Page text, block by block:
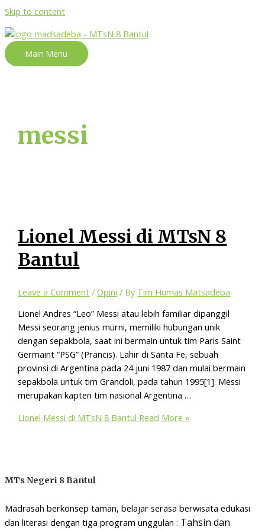
Skip to content
Main Menu
messi
Lionel Messi di MTsN 8
Bantul
Leave a Comment /Opini / By Tim Humas Matsadeba
Lionel Andres “Leo” Messi atau lebih familiar dipanggil
Messi seorang jenius murni, memiliki hubungan unik
dengan sepakbola, saat ini bermain untuk tim Paris Saint
Germaint “PSG” (Prancis). Lahir di Santa Fe, sebuah
provinsi di Argentina pada 24 juni 1987 dan mulai bermain
sepakbola untuk tim Grandoli, pada tahun 1995[1]. Messi
merupakan kapten tim nasional Argentina …
Lionel Messi di MTsN 8 Bantul Read More »
MTs Negeri 8 Bantul
Madrasah berkonsep taman, belajar serasa berwisata edukasi
dan literasi dengan tiga program unggulan : Tahsin dan